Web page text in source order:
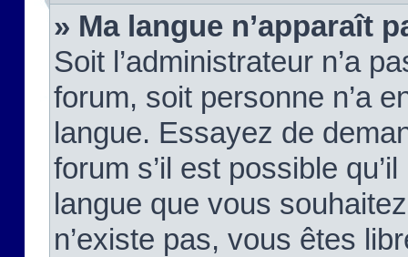
» Ma langue n’apparaît
Soit l’administrateur n’a
forum, soit personne n’a
langue. Essayez de
forum s’il est possible
langue que vous
n’existe pas, vous êtes